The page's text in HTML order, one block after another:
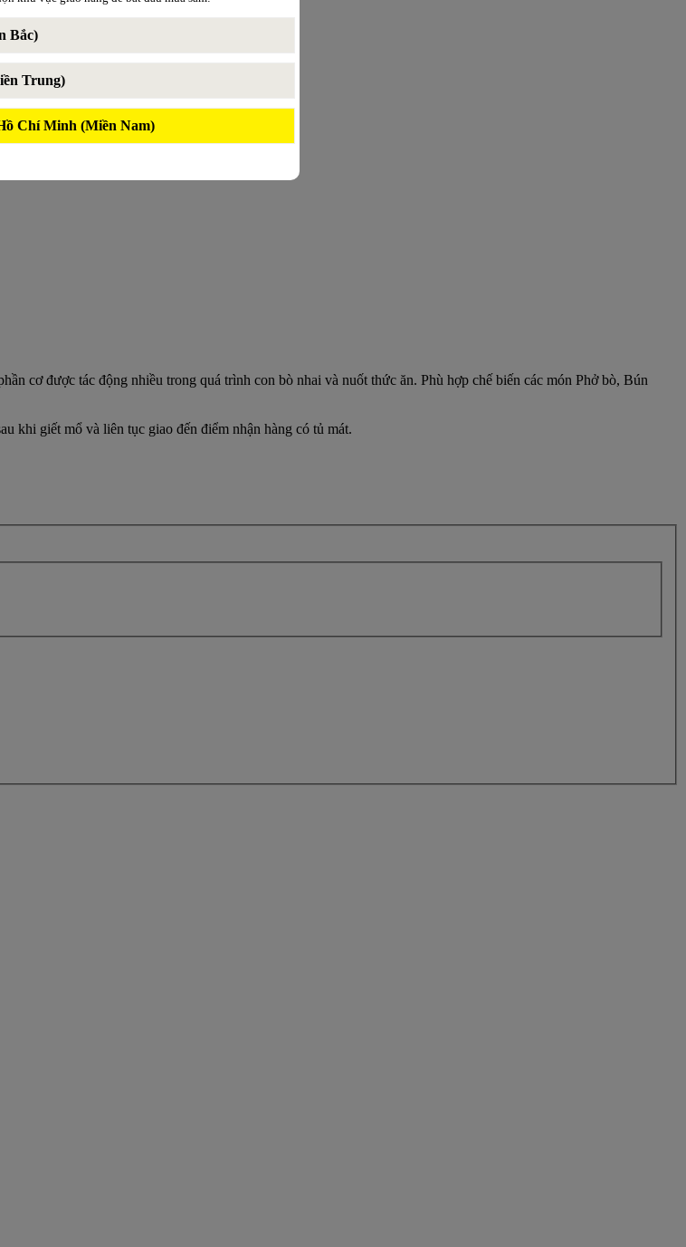
Bắc)
Trung)
Chí Minh (Miền Nam)
cơ được tác động nhiều trong quá trình con bò nhai và nuốt thức ăn. Phù hợp chế biến các món Phở bò, Bún
khi giết mổ và liên tục giao đến điểm nhận hàng có tủ mát.